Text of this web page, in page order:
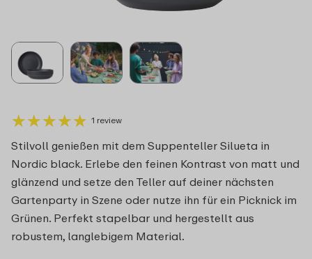
★★★★★
★★★★★ 1 review
Stilvoll genießen mit dem Suppenteller Silueta in
Nordic black. Erlebe den feinen Kontrast von matt und
glänzend und setze den Teller auf deiner nächsten
Gartenparty in Szene oder nutze ihn für ein Picknick im
Grünen. Perfekt stapelbar und hergestellt aus
robustem, langlebigem Material.